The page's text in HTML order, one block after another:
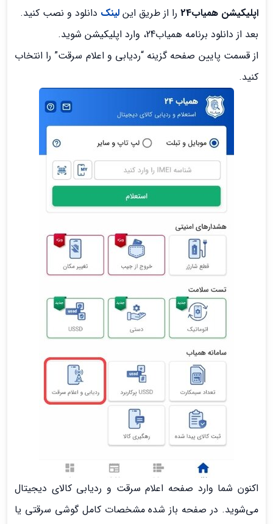
اپلیکیشن همیاب24
را از طریق این لینک دانلود و نصب کنید.
بعد از دانلود برنامه همیاب24، وارد اپلیکیشن شوید.
از قسمت پایین صفحه گزینه “ردیابی و اعلام سرقت” را انتخاب
کنید.
اکنون شما وارد صفحه اعلام سرقت و ردیابی کالای دیجیتال
می‌شوید. در صفحه باز شده مشخصات کامل گوشی سرقتی یا